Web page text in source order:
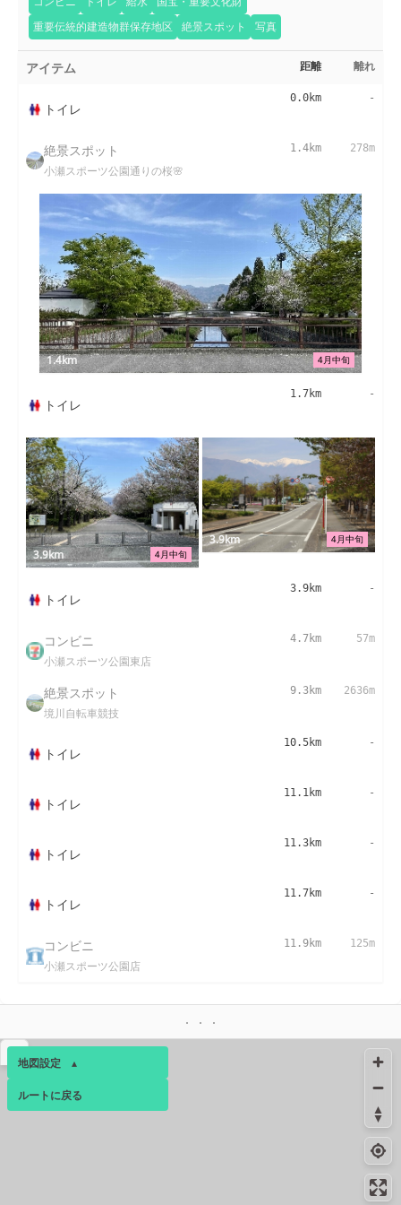
重要伝統的建造物群保存地区
絶景スポット 写真
アイテム 距離 離れ
トイレ
0.0km -
絶景スポット
小瀬スポーツ公園通りの桜🌸
1.4km 278m
4月中旬
1.4km
トイレ
1.7km -
4月中旬
3.9km
4月中旬
3.9km
トイレ
3.9km -
コンビニ
小瀬スポーツ公園東店
4.7km 57m
絶景スポット
境川自転車競技
9.3km 2636m
トイレ
10.5km -
トイレ
11.1km -
トイレ
11.3km -
トイレ
11.7km -
コンビニ
小瀬スポーツ公園店
11.9km 125m
地図設定 ▴
ベース ▴
ルートに戻る